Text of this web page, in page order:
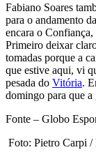
Fabiano Soares
para o andamento
encara o
Primeiro deixar
tomadas porque a
que estive aqui, vi
pesada do Vitória.
domingo para que a
Fonte – Globo
Foto: Pietro Carpi